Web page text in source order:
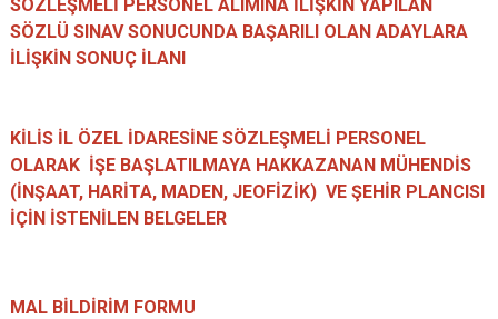
SÖZLEŞMELİ PERSONEL ALIMINA İLİŞKİN YAPILAN
SÖZLÜ SINAV SONUCUNDA BAŞARILI OLAN ADAYLARA
İLİŞKİN SONUÇ İLANI
KİLİS İL ÖZEL İDARESİNE SÖZLEŞMELİ PERSONEL
OLARAK İŞE BAŞLATILMAYA HAKKAZANAN MÜHENDİS
(İNŞAAT, HARİTA, MADEN, JEOFİZİK) VE ŞEHİR PLANCISI
İÇİN İSTENİLEN BELGELER
MAL BİLDİRİM FORMU